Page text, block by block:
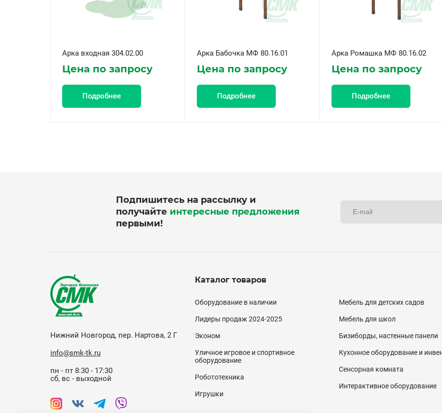
Арка входная 304.02.00
Цена по запросу
Подробнее
Арка Бабочка МФ 80.16.01
Цена по запросу
Подробнее
Арка Ромашка МФ 80.16.02
Цена по запросу
Подробнее
Подпишитесь на рассылку и
получайте интересные предложения
первыми!
Нижний Новгород, пер. Нартова, 2 Г
info@smk-tk.ru
пн - пт 8:30 - 17:30
сб, вс - выходной
Каталог товаров
Каталог
(подвал)
Оборудование в наличии
Лидеры продаж 2024-2025
Эконом
Уличное игровое и спортивное
оборудование
Робототехника
Игрушки
Мебель для детских садов
Мебель для школ
Бизиборды, настенные панели
Кухонное оборудование и
Сенсорная комната
Интерактивное оборудование